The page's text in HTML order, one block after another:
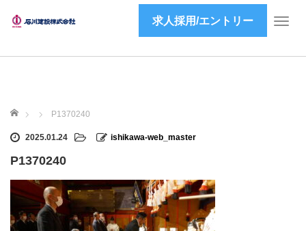
T
求人採用/エントリー
ホーム P1370240
2025.01.24 ishikawa-web_master
P1370240